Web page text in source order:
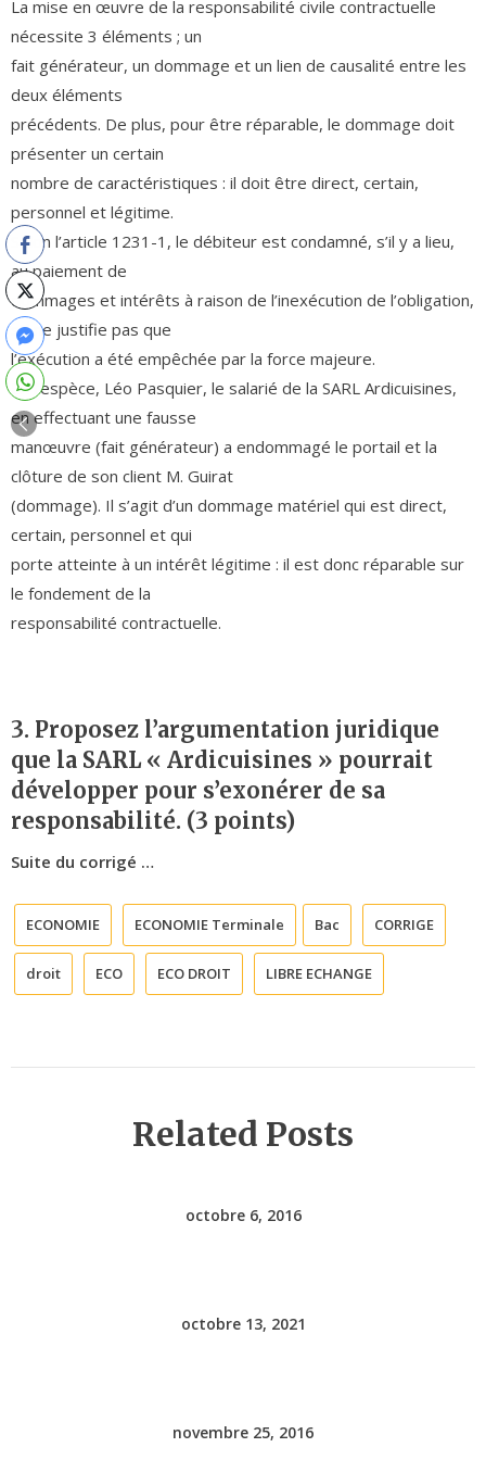
La mise en œuvre de la responsabilité civile contractuelle
nécessite 3 éléments ; un
fait générateur, un dommage et un lien de causalité entre les
deux éléments
précédents. De plus, pour être réparable, le dommage doit
présenter un certain
nombre de caractéristiques : il doit être direct, certain,
personnel et légitime.
Selon l’article 1231-1, le débiteur est condamné, s’il y a lieu,
au paiement de
dommages et intérêts à raison de l’inexécution de l’obligation,
s’il ne justifie pas que
l’exécution a été empêchée par la force majeure.
En l’espèce, Léo Pasquier, le salarié de la SARL Ardicuisines,
en effectuant une fausse
manœuvre (fait générateur) a endommagé le portail et la
clôture de son client M. Guirat
(dommage). Il s’agit d’un dommage matériel qui est direct,
certain, personnel et qui
porte atteinte à un intérêt légitime : il est donc réparable sur
le fondement de la
responsabilité contractuelle.
3. Proposez l’argumentation juridique
que la SARL « Ardicuisines » pourrait
développer pour s’exonérer de sa
responsabilité. (3 points)
Suite du corrigé …
ECONOMIE ECONOMIE Terminale Bac CORRIGE
droit ECO ECO DROIT LIBRE ECHANGE
Related Posts
octobre 6, 2016
octobre 13, 2021
novembre 25, 2016